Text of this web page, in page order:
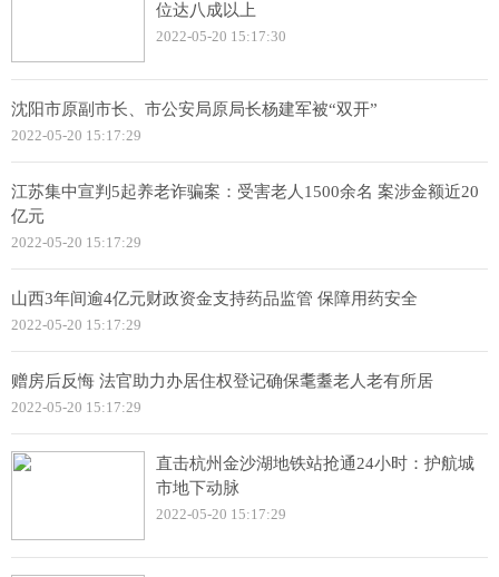
位达八成以上
2022-05-20 15:17:30
沈阳市原副市长、市公安局原局长杨建军被“双开”
2022-05-20 15:17:29
江苏集中宣判5起养老诈骗案：受害老人1500余名 案涉金额近20
亿元
2022-05-20 15:17:29
山西3年间逾4亿元财政资金支持药品监管 保障用药安全
2022-05-20 15:17:29
赠房后反悔 法官助力办居住权登记确保耄耋老人老有所居
2022-05-20 15:17:29
直击杭州金沙湖地铁站抢通24小时：护航城
市地下动脉
2022-05-20 15:17:29